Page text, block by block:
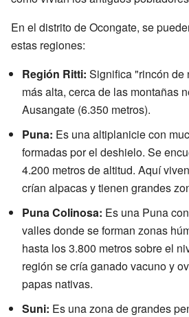
En el distrito de Ocongate, se
estas regiones:
Región Ritti: Significa "rincón de
más alta, cerca de las montañas
Ausangate (6.350 metros).
Puna: Es una altiplanicie con
formadas por el deshielo. Se
4.200 metros de altitud. Aquí
crían alpacas y tienen grandes
Puna Colinosa: Es una Puna
valles donde se forman zonas
hasta los 3.800 metros sobre el
región se cría ganado vacuno y
papas nativas.
Suni: Es una zona de grandes